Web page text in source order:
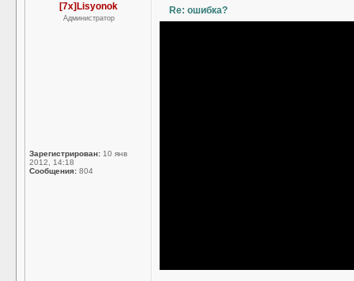
[7x]Lisyonok
Администратор
Зарегистрирован: 10 янв
2012, 14:18
Сообщения: 804
Re: ошибка?